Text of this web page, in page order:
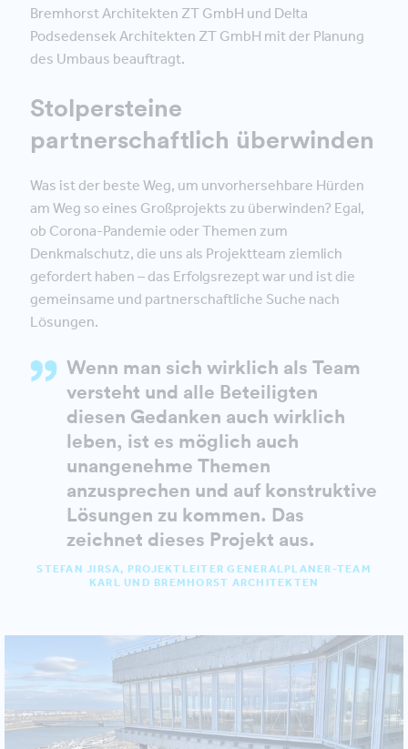
Bremhorst Architekten ZT GmbH und Delta
Podsedensek Architekten ZT GmbH mit der Planung
des Umbaus beauftragt.
Stolpersteine
partnerschaftlich überwinden
Was ist der beste Weg, um unvorhersehbare Hürden
am Weg so eines Großprojekts zu überwinden? Egal,
ob Corona-Pandemie oder Themen zum
Denkmalschutz, die uns als Projektteam ziemlich
gefordert haben – das Erfolgsrezept war und ist die
gemeinsame und partnerschaftliche Suche nach
Lösungen.
Wenn man sich wirklich als Team
versteht und alle Beteiligten
diesen Gedanken auch wirklich
leben, ist es möglich auch
unangenehme Themen
anzusprechen und auf konstruktive
Lösungen zu kommen. Das
zeichnet dieses Projekt aus.
STEFAN JIRSA, PROJEKTLEITER GENERALPLANER-TEAM
KARL UND BREMHORST ARCHITEKTEN